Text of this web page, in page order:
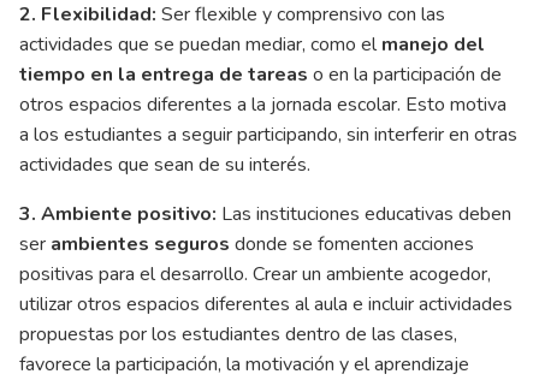
2. Flexibilidad: Ser flexible y comprensivo con las
actividades que se puedan mediar, como elmanejo del
tiempo en la entrega de tareas o en la participación de
otros espacios diferentes a la jornada escolar. Esto motiva
a los estudiantes a seguir participando, sin interferir en otras
actividades que sean de su interés.
3. Ambiente positivo: Las instituciones educativas deben
ser ambientes seguros donde se fomenten acciones
positivas para el desarrollo. Crear un ambiente acogedor,
utilizar otros espacios diferentes al aula e incluir actividades
propuestas por los estudiantes dentro de las clases,
favorece la participación, la motivación y el aprendizaje